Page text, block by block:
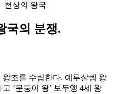
국의 분쟁.
왕조를 수립한다. 예루살렘 왕
‘문둥이 왕’ 보두앵 4세 왕